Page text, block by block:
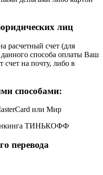
лиц
расчетный счет (для
способа оплаты Ваш
на почту, либо в
способами:
или Мир
ТИНЬКОФФ
перевода